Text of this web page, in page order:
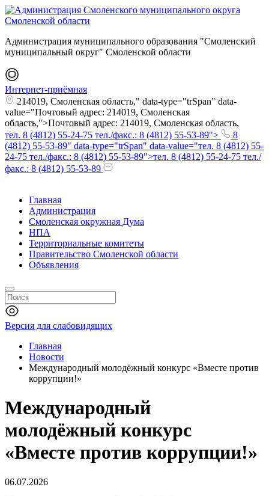
Администрация муниципального образования "Смоленский
муниципальный округ" Смоленской области
Интернет-приёмная
214019, Смоленская область," data-type="trSpan" data-
value="Почтовый адрес: 214019, Смоленская
область,">Почтовый адрес: 214019, Смоленская область,
тел. 8 (4812) 55-24-75 тел./факс.: 8 (4812) 55-53-89">
8
(4812) 55-53-89" data-type="trSpan" data-value="тел. 8 (4812) 55-
24-75 тел./факс.: 8 (4812) 55-53-89">тел. 8 (4812) 55-24-75 тел./
факс.: 8 (4812) 55-53-89
Главная
Администрация
Смоленская окружная Дума
НПА
Территориальные комитеты
Правительство Смоленской области
Объявления
Версия для слабовидящих
Главная
Новости
Международный молодёжный конкурс «Вместе против
коррупции!»
Международный
молодёжный конкурс
«Вместе против коррупции!»
06.07.2026